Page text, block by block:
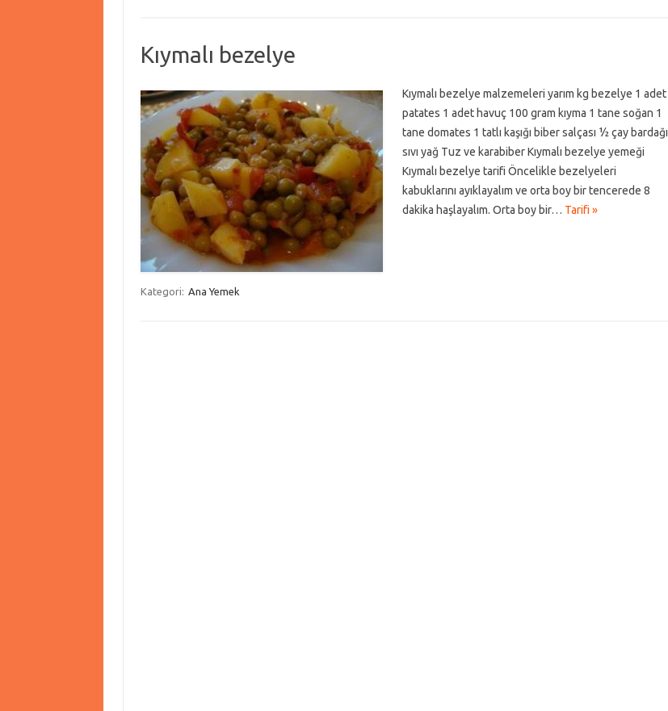
Kıymalı bezelye
Kıymalı bezelye malzemeleri yarım kg bezelye 1 adet
patates 1 adet havuç 100 gram kıyma 1 tane soğan 1
tane domates 1 tatlı kaşığı biber salçası ½ çay bardağı
sıvı yağ Tuz ve karabiber Kıymalı bezelye yemeği
Kıymalı bezelye tarifi Öncelikle bezelyeleri
kabuklarını ayıklayalım ve orta boy bir tencerede 8
dakika haşlayalım. Orta boy bir… Tarifi »
Kategori: Ana Yemek